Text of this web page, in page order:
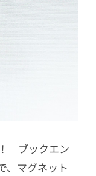
ブックエン
、マグネット